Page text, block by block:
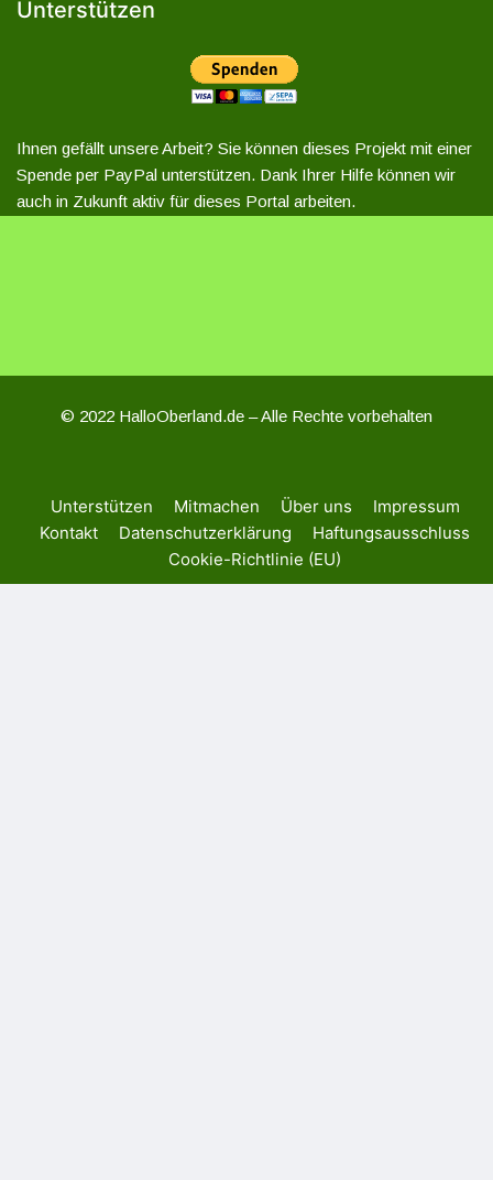
Unterstützen
Ihnen gefällt unsere Arbeit? Sie können dieses Projekt mit einer
Spende per PayPal unterstützen. Dank Ihrer Hilfe können wir
auch in Zukunft aktiv für dieses Portal arbeiten.
© 2022 HalloOberland.de – Alle Rechte vorbehalten
Unterstützen Mitmachen Über uns
Impressum
Kontakt
Datenschutzerklärung
Haftungsausschluss
Cookie-Richtlinie (EU)